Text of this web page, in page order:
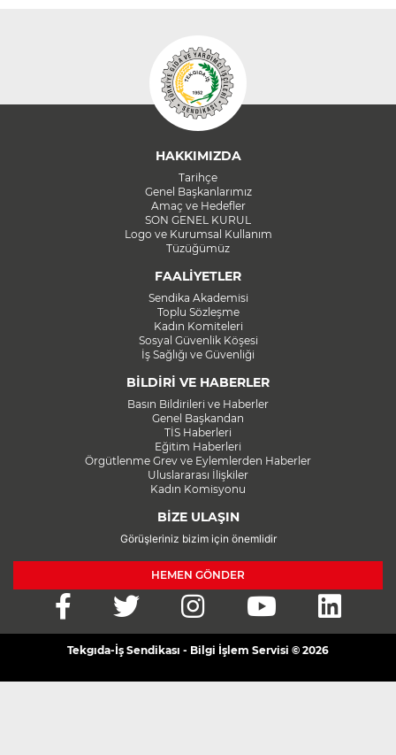
HAKKIMIZDA
Tarihçe
Genel Başkanlarımız
Amaç ve Hedefler
SON GENEL KURUL
Logo ve Kurumsal Kullanım
Tüzüğümüz
FAALİYETLER
Sendika Akademisi
Toplu Sözleşme
Kadın Komiteleri
Sosyal Güvenlik Köşesi
İş Sağlığı ve Güvenliği
BİLDİRİ VE HABERLER
Basın Bildirileri ve Haberler
Genel Başkandan
TİS Haberleri
Eğitim Haberleri
Örgütlenme Grev ve Eylemlerden Haberler
Uluslararası İlişkiler
Kadın Komisyonu
BİZE ULAŞIN
Görüşleriniz bizim için önemlidir
HEMEN GÖNDER
Tekgıda-İş Sendikası - Bilgi İşlem Servisi © 2026